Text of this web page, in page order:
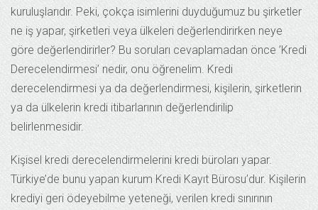
kuruluşlarıdır. Peki, çokça isimlerini duyduğumuz bu şirketler
ne iş yapar, şirketleri veya ülkeleri değerlendirirken neye
göre değerlendirirler? Bu soruları cevaplamadan önce ’Kredi
Derecelendirmesi’ nedir, onu öğrenelim. Kredi
derecelendirmesi ya da değerlendirmesi, kişilerin, şirketlerin
ya da ülkelerin kredi itibarlarının değerlendirilip
belirlenmesidir.
Kişisel kredi derecelendirmelerini kredi büroları yapar.
Türkiye’de bunu yapan kurum Kredi Kayıt Bürosu’dur. Kişilerin
krediyi geri ödeyebilme yeteneği, verilen kredi sınırının